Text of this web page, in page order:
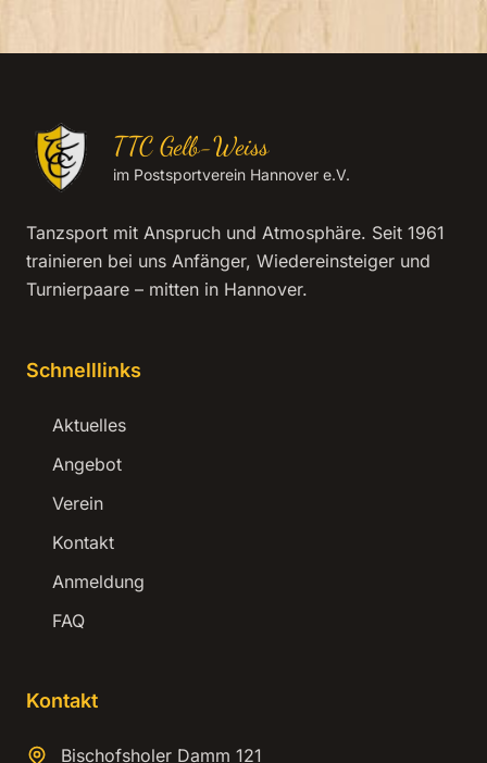
TTC Gelb-Weiss
im Postsportverein Hannover e.V.
Tanzsport mit Anspruch und Atmosphäre. Seit 1961
trainieren bei uns Anfänger, Wiedereinsteiger und
Turnierpaare – mitten in Hannover.
Schnelllinks
Aktuelles
Angebot
Verein
Kontakt
Anmeldung
FAQ
Kontakt
Bischofsholer Damm 121